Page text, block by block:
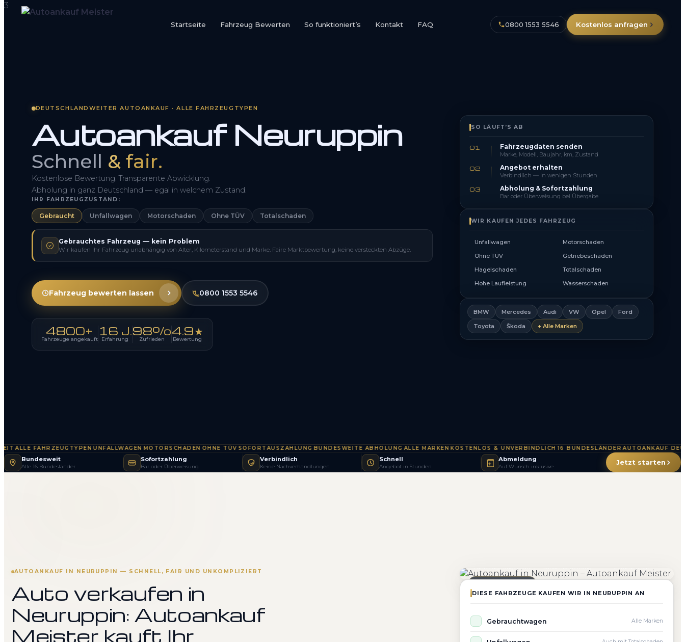
Startseite Fahrzeug Bewerten So funktioniert’s Kontakt FAQ 0800 1553 5546 Kostenlos anfragen
So funktioniert’s
Kostenlos anfragen
DEUTSCHLANDWEITER AUTOANKAUF · ALLE FAHRZEUGTYPEN
Autoankauf Neuruppin
Schnell & fair.
Kostenlose Bewertung. Transparente Abwicklung.
Abholung in ganz Deutschland — egal in welchem Zustand.
IHR FAHRZEUGZUSTAND:
Gebraucht Unfallwagen Motorschaden Ohne TÜV Totalschaden
Gebrauchtes Fahrzeug — kein Problem
Wir kaufen Ihr Fahrzeug unabhängig von Alter, Kilometerstand und Marke. Faire Marktbewertung, keine versteckten Abzüge.
Fahrzeug bewerten lassen 0800 1553 5546
4800+
Fahrzeuge angekauft
16 J.
Erfahrung
98%
Zufrieden
4.9★
Bewertung
SO LÄUFT’S AB
01 Fahrzeugdaten senden
Marke, Modell, Baujahr, km, Zustand
02 Angebot erhalten
Verbindlich — in wenigen Stunden
03 Abholung & Sofortzahlung
Bar oder Überweisung bei Übergabe
WIR KAUFEN JEDES FAHRZEUG
Unfallwagen
Motorschaden
Ohne TÜV
Getriebeschaden
Hagelschaden
Totalschaden
Hohe Laufleistung
Wasserschaden
BMW Mercedes Audi VW Opel
Ford
Toyota
Škoda + Alle Marken
FAHRZEUGTYPEN·UNFALLWAGEN·MOTORSCHADEN·OHNE TÜV· SOFORTAUSZAHLUNG·BUNDESWEITE ABHOLUNG·ALLE MARKEN·KOSTENLOS & UNVERBINDLICH· 16 BUNDESLÄNDER·AUTOANKAUF
Bundesweit
Alle 16 Bundesländer
Sofortzahlung
Bar oder Überweisung
Verbindlich
Keine Nachverhandlungen
Schnell
Angebot in Stunden
Abmeldung
Auf Wunsch inklusive Jetzt starten
AUTOANKAUF IN NEURUPPIN — SCHNELL, FAIR UND UNKOMPLIZIERT
Auto verkaufen in
Neuruppin: Autoankauf
Meister kauft Ihr
DIESE FAHRZEUGE KAUFEN WIR IN NEURUPPIN AN
Gebrauchtwagen Alle Marken